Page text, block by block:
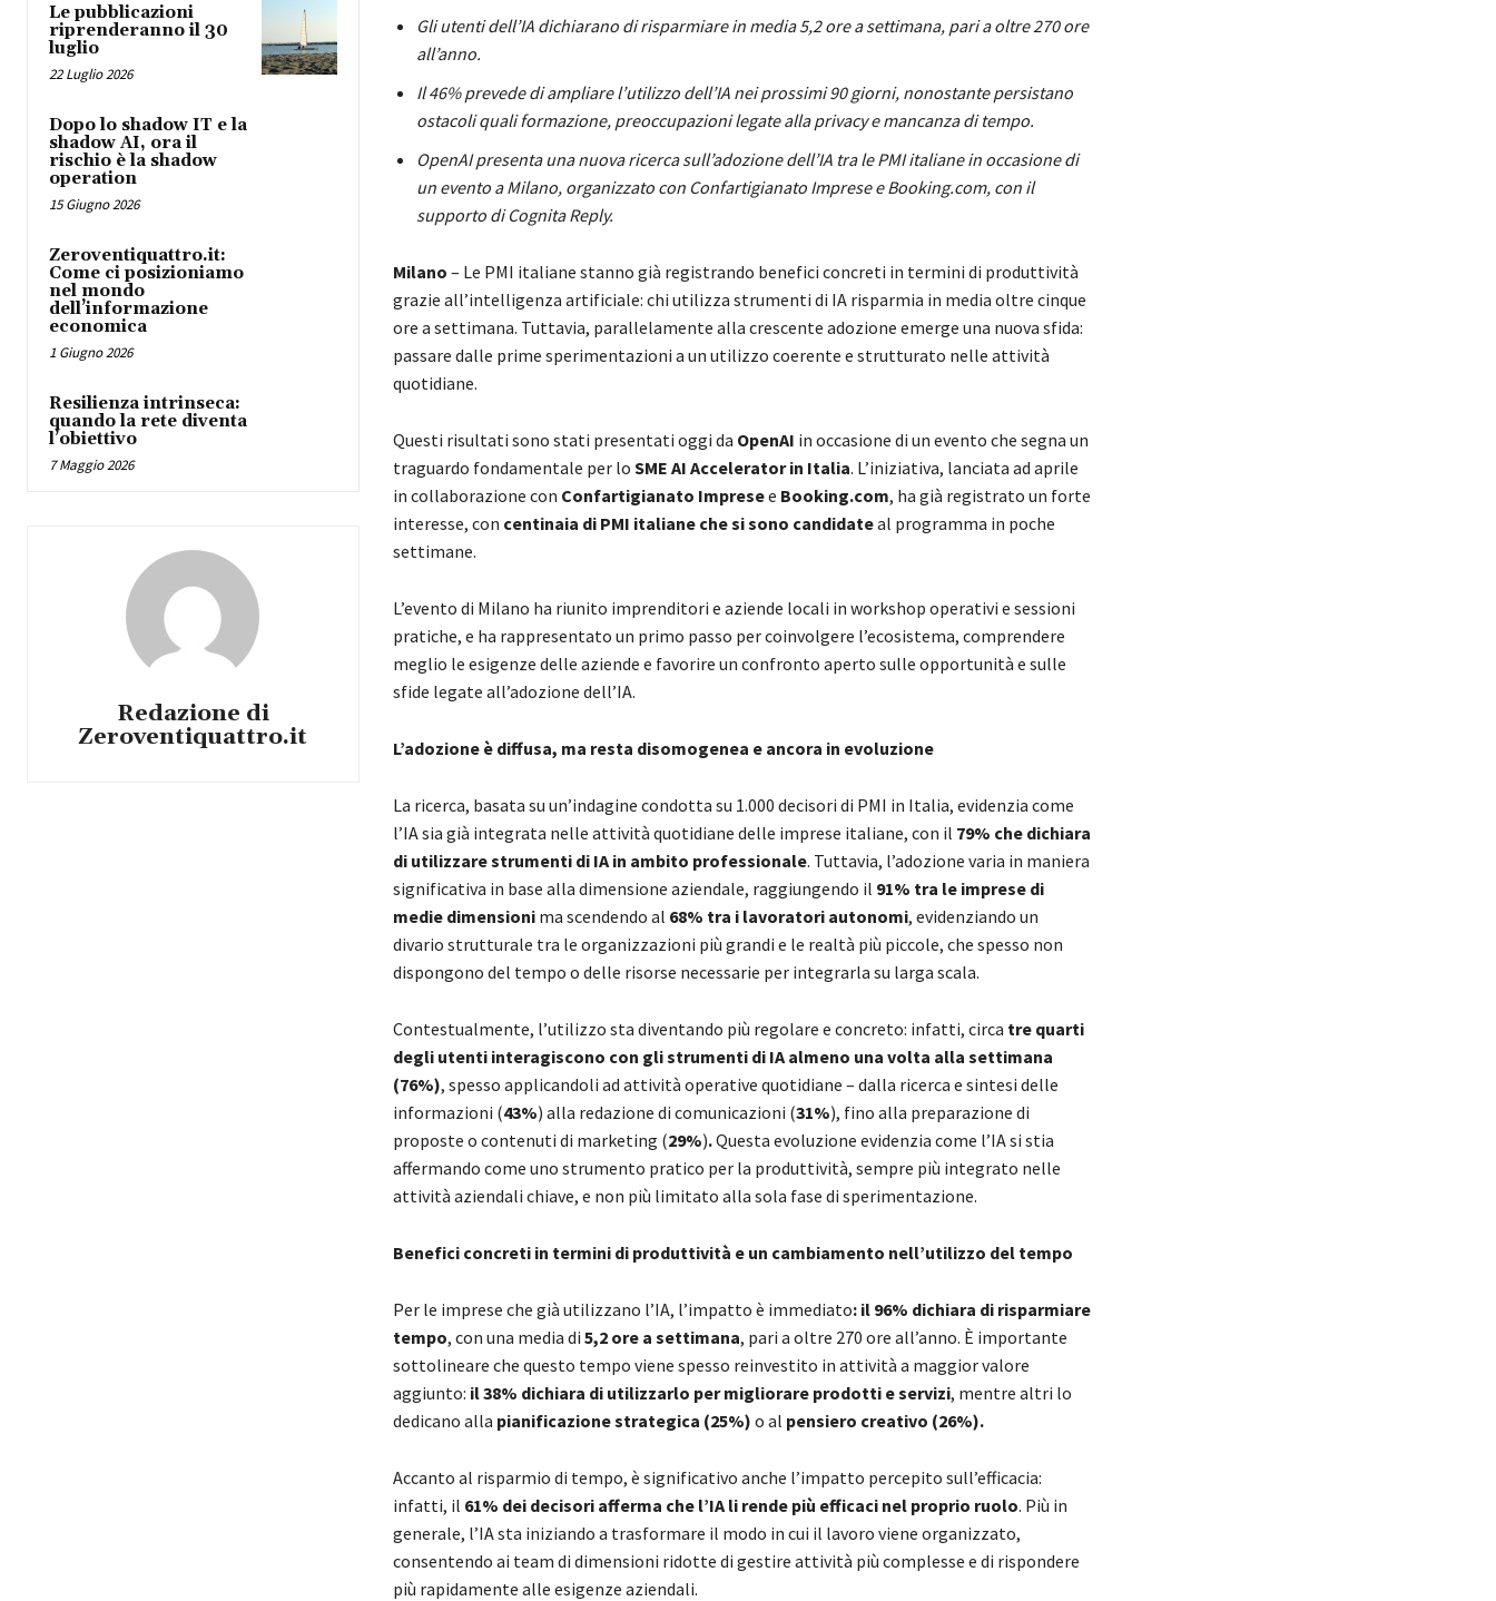
Le pubblicazioni
riprenderanno il 30
luglio
22 Luglio 2026
Dopo lo shadow IT e la
shadow AI, ora il
rischio è la shadow
operation
15 Giugno 2026
Zeroventiquattro.it:
Come ci posizioniamo
nel mondo
dell’informazione
economica
1 Giugno 2026
Resilienza intrinseca:
quando la rete diventa
l’obiettivo
7 Maggio 2026
Redazione di
Zeroventiquattro.it
Gli utenti dell’IA dichiarano di risparmiare in media 5,2 ore a settimana, pari a oltre 270 ore
all’anno.
Il 46% prevede di ampliare l’utilizzo dell’IA nei prossimi 90 giorni, nonostante persistano
ostacoli quali formazione, preoccupazioni legate alla privacy e mancanza di tempo.
OpenAI presenta una nuova ricerca sull’adozione dell’IA tra le PMI italiane in occasione di
un evento a Milano, organizzato con Confartigianato Imprese e Booking.com, con il
supporto di Cognita Reply.
Milano – Le PMI italiane stanno già registrando benefici concreti in termini di produttività
grazie all’intelligenza artificiale: chi utilizza strumenti di IA risparmia in media oltre cinque
ore a settimana. Tuttavia, parallelamente alla crescente adozione emerge una nuova sfida:
passare dalle prime sperimentazioni a un utilizzo coerente e strutturato nelle attività
quotidiane.
Questi risultati sono stati presentati oggi da OpenAI in occasione di un evento che segna un
traguardo fondamentale per lo SME AI Accelerator in Italia. L’iniziativa, lanciata ad aprile
in collaborazione con Confartigianato Impresee Booking.com, ha già registrato un forte
interesse, con centinaia di PMI italiane che si sono candidateal programma in poche
settimane.
L’evento di Milano ha riunito imprenditori e aziende locali in workshop operativi e sessioni
pratiche, e ha rappresentato un primo passo per coinvolgere l’ecosistema, comprendere
meglio le esigenze delle aziende e favorire un confronto aperto sulle opportunità e sulle
sfide legate all’adozione dell’IA.
L’adozione è diffusa, ma resta disomogenea e ancora in evoluzione
La ricerca, basata su un’indagine condotta su 1.000 decisori di PMI in Italia, evidenzia come
l’IA sia già integrata nelle attività quotidiane delle imprese italiane, con il 79% che dichiara
di utilizzare strumenti di IA in ambito professionale. Tuttavia, l’adozione varia in maniera
significativa in base alla dimensione aziendale, raggiungendo il 91% tra le imprese di
medie dimensionima scendendo al 68% tra i lavoratori autonomi, evidenziando un
divario strutturale tra le organizzazioni più grandi e le realtà più piccole, che spesso non
dispongono del tempo o delle risorse necessarie per integrarla su larga scala.
Contestualmente, l’utilizzo sta diventando più regolare e concreto: infatti, circa tre quarti
degli utenti interagiscono con gli strumenti di IA almeno una volta alla settimana
(76%), spesso applicandoli ad attività operative quotidiane – dalla ricerca e sintesi delle
informazioni (43%) alla redazione di comunicazioni (31%), fino alla preparazione di
proposte o contenuti di marketing (29%).Questa evoluzione evidenzia come l’IA si stia
affermando come uno strumento pratico per la produttività, sempre più integrato nelle
attività aziendali chiave, e non più limitato alla sola fase di sperimentazione.
Benefici concreti in termini di produttività e un cambiamento nell’utilizzo del tempo
Per le imprese che già utilizzano l’IA, l’impatto è immediato: il 96% dichiara di risparmiare
tempo, con una media di 5,2 ore a settimana, pari a oltre 270 ore all’anno. È importante
sottolineare che questo tempo viene spesso reinvestito in attività a maggior valore
aggiunto: il 38% dichiara di utilizzarlo per migliorare prodotti e servizi, mentre altri lo
dedicano alla pianificazione strategica (25%) o al pensiero creativo (26%).
Accanto al risparmio di tempo, è significativo anche l’impatto percepito sull’efficacia:
infatti, il 61% dei decisori afferma che l’IA li rende più efficaci nel proprio ruolo. Più in
generale, l’IA sta iniziando a trasformare il modo in cui il lavoro viene organizzato,
consentendo ai team di dimensioni ridotte di gestire attività più complesse e di rispondere
più rapidamente alle esigenze aziendali.